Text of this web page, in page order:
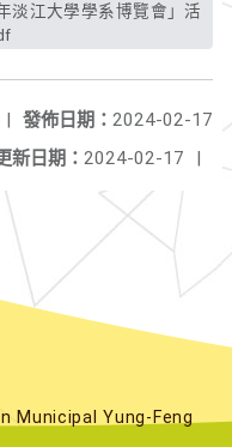
發佈日期： 2024-02-17
|
新日期： 2024-02-17 |
Municipal Yung-Feng